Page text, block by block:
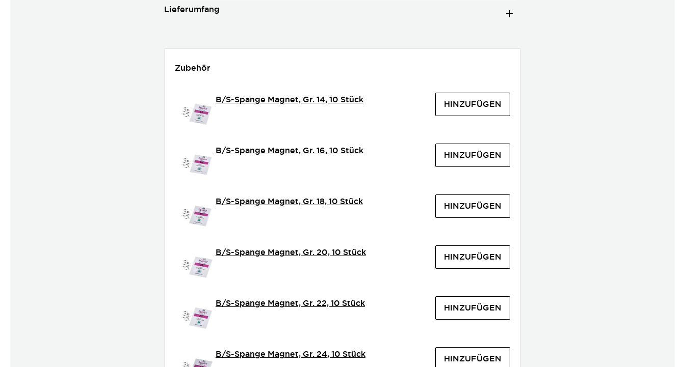
Lieferumfang
Zubehör
B/S-Spange Magnet, Gr. 14, 10 Stück HINZUFÜGEN
B/S-Spange Magnet, Gr. 16, 10 Stück HINZUFÜGEN
B/S-Spange Magnet, Gr. 18, 10 Stück HINZUFÜGEN
B/S-Spange Magnet, Gr. 20, 10 Stück HINZUFÜGEN
B/S-Spange Magnet, Gr. 22, 10 Stück HINZUFÜGEN
B/S-Spange Magnet, Gr. 24, 10 Stück HINZUFÜGEN